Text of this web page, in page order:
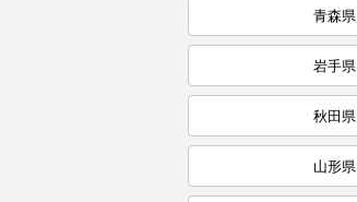
青森県
岩手県
秋田県
山形県